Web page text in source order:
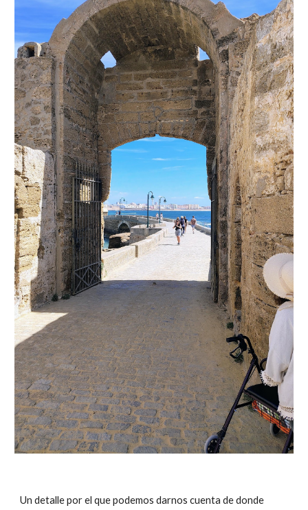
Un detalle por el que podemos darnos cuenta de donde